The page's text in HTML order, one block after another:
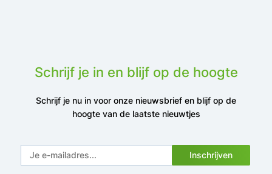
Schrijf je in en blijf op de hoogte
Schrijf je nu in voor onze nieuwsbrief en blijf op de
hoogte van de laatste nieuwtjes
Inschrijven